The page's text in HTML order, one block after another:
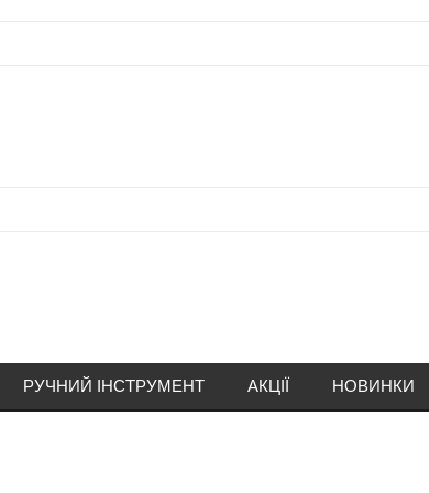
РУЧНИЙ ІНСТРУМЕНТ АКЦІЇ НОВИНКИ